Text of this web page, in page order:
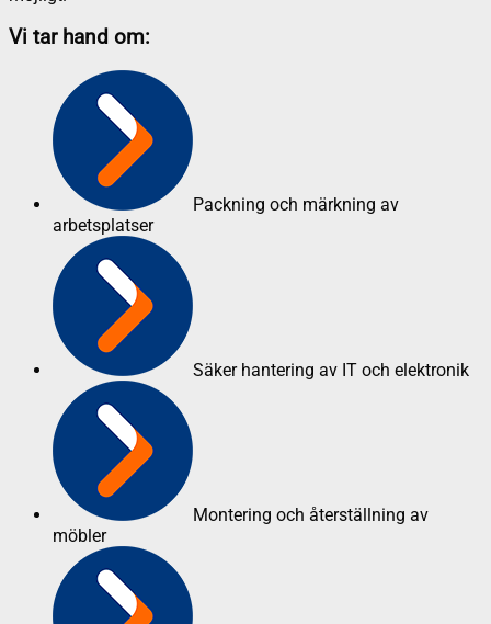
Vi tar hand om:
Packning och märkning av
arbetsplatser
Säker hantering av IT och elektronik
Montering och återställning av
möbler